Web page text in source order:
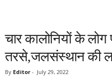
चार कालोनियों के लोग
तरसे,जलसंस्थान की
By Editor - July 29, 2022